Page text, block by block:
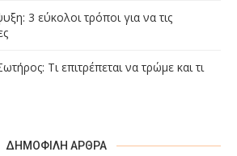
3 εύκολοι τρόποι για να τις
Τι επιτρέπεται να τρώμε και τι
ΔΗΜΟΦΙΛΉ ΆΡΘΡΑ